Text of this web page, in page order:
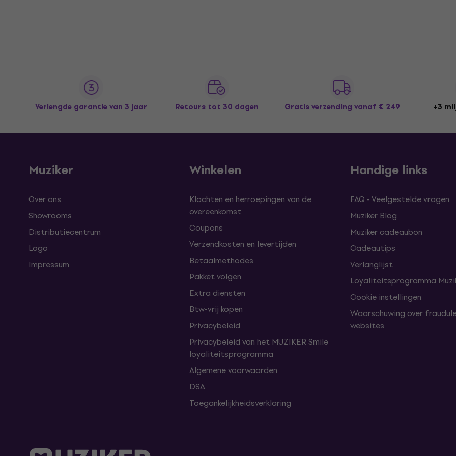
Verlengde garantie van 3 jaar Retours tot 30 dagen Gratis verzending vanaf € 249 +3
Muziker
Over ons
Showrooms
Distributiecentrum
Logo
Impressum
Winkelen
Klachten en herroepingen van de
overeenkomst
Coupons
Verzendkosten en levertijden
Betaalmethodes
Pakket volgen
Extra diensten
Btw-vrij kopen
Privacybeleid
Privacybeleid van het MUZIKER Smile
loyaliteitsprogramma
Algemene voorwaarden
DSA
Toegankelijkheidsverklaring
Handige links
FAQ - Veelgestelde vragen
Muziker Blog
Muziker cadeaubon
Cadeautips
Verlanglijst
Loyaliteitsprogramma
Cookie instellingen
Waarschuwing over
websites